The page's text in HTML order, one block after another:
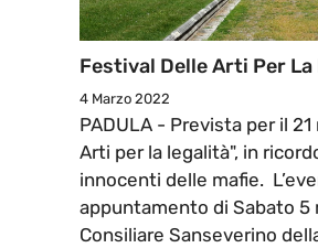
Festival Delle Arti Per
4 Marzo 2022
PADULA - Prevista per il
Arti per la legalità", in
innocenti delle mafie.
appuntamento di Sabato 5
Consiliare Sanseverino